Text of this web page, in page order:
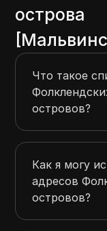
острова
Что такое
островов?
Как я могу
адресов
островов?